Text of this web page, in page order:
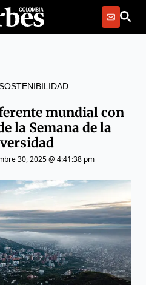
mundial con
la Semana de la
30, 2025 @ 4:41:38 pm